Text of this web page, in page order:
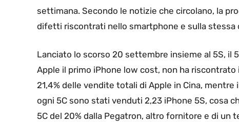
settimana. Secondo le notizie che circolano, la
difetti riscontrati nello smartphone e sulla stessa
Lanciato lo scorso 20 settembre insieme al 5S, il
Apple il primo iPhone low cost, non ha
21,4% delle vendite totali di Apple in Cina,
ogni 5C sono stati venduti 2,23 iPhone 5S, cosa
5C del 20% dalla Pegatron, altro fornitore e di un